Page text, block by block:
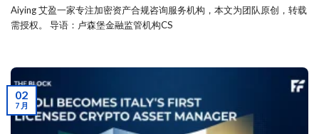
Aiying 艾盈一家专注加密资产合规咨询服务机构，本文为团队原创，转载
需授权。 导语：卢森堡金融监管机构CS
02
7 月